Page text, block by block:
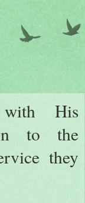
with His
to the
they